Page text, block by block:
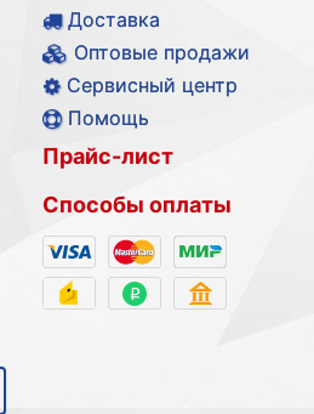
Доставка
Оптовые продажи
Сервисный центр
Помощь
Прайс-лист
Способы оплаты